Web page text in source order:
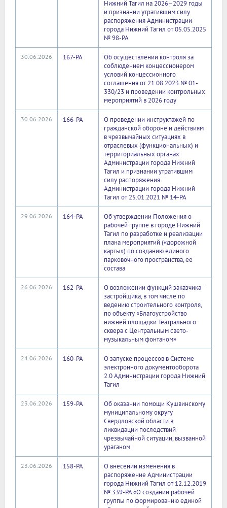
Нижний Тагил на 2026–2029 годы
и признании утратившим силу
распоряжения Администрации
города Нижний Тагил от 05.05.2025
№ 98-РА
30.06.2026 167-РА
Об осуществлении контроля за
соблюдением концессионером
условий концессионного
соглашения от 21.08.2023 № 01-
330/23 и проведении контрольных
мероприятий в 2026 году
30.06.2026 166-РА
О проведении инструктажей по
гражданской обороне и действиям
в чрезвычайных ситуациях в
отраслевых (функциональных) и
территориальных органах
Администрации города Нижний
Тагил и признании утратившим
силу распоряжения
Администрации города Нижний
Тагил от 25.01.2021 № 14-РА
29.06.2026 164-РА
Об утверждении Положения о
рабочей группе в городе Нижний
Тагил по разработке и реализации
плана мероприятий («дорожной
карты») по созданию единого
парковочного пространства, ее
состава
26.06.2026 162-РА
О возложении функций заказчика-
застройщика, в том числе по
ведению строительного контроля,
по объекту «Благоустройство
нижней площадки Театрального
сквера с Центральным свето-
музыкальным фонтаном»
24.06.2026 160-РА
О запуске процессов в Системе
электронного документооборота
2.0 Администрации города Нижний
Тагил
23.06.2026 159-РА
Об оказании помощи Кушвинскому
муниципальному округу
Свердловской области в
ликвидации последствий
чрезвычайной ситуации, вызванной
ураганом
23.06.2026 158-РА
О внесении изменения в
распоряжение Администрации
города Нижний Тагил от 12.12.2019
№ 339-РА «О создании рабочей
группы по формированию единой